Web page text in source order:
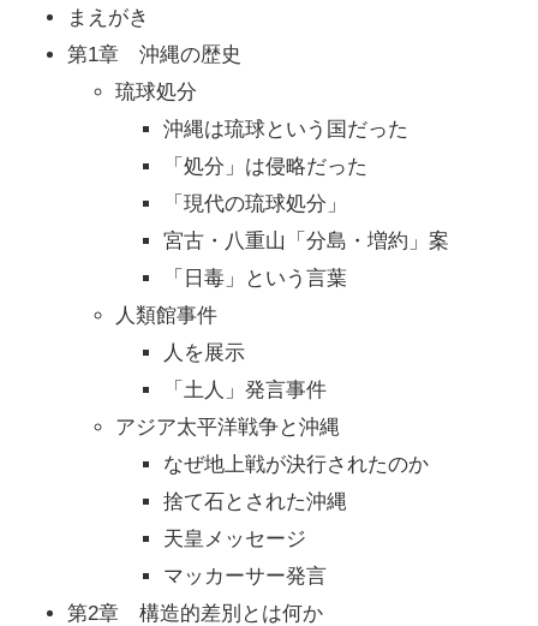
まえがき
第1章 沖縄の歴史
琉球処分
沖縄は琉球という国だった
「処分」は侵略だった
「現代の琉球処分」
宮古・八重山「分島・増約」案
「日毒」という言葉
人類館事件
人を展示
「土人」発言事件
アジア太平洋戦争と沖縄
なぜ地上戦が決行されたのか
捨て石とされた沖縄
天皇メッセージ
マッカーサー発言
第2章 構造的差別とは何か